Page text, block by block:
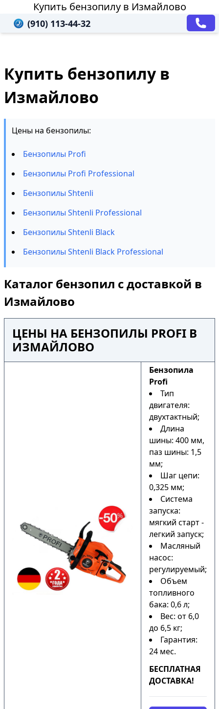
Купить бензопилу в Измайлово
(910) 113-44-32
Купить бензопилу в
Измайлово
Цены на бензопилы:
Бензопилы Profi
Бензопилы Profi Professional
Бензопилы Shtenli
Бензопилы Shtenli Professional
Бензопилы Shtenli Black
Бензопилы Shtenli Black Professional
Каталог бензопил с доставкой в
Измайлово
ЦЕНЫ НА БЕНЗОПИЛЫ PROFI В
ИЗМАЙЛОВО
Бензопила
Profi
Тип
двигателя:
двухтактный;
Длина
шины: 400 мм,
паз шины: 1,5
мм;
Шаг цепи:
0,325 мм;
Система
запуска:
мягкий старт -
легкий запуск;
Масляный
насос:
регулируемый;
Объем
топливного
бака: 0,6 л;
Вес: от 6,0
до 6,5 кг;
Гарантия:
24 мес.
БЕСПЛАТНАЯ
ДОСТАВКА!